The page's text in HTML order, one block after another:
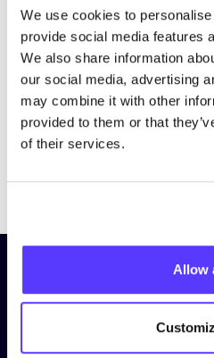
We use cookies to
provide social media features
We also share information
our social media, advertising
may combine it with other
provided to them or that
of their services.
Allow
Inscrivez-vous à
d’information et